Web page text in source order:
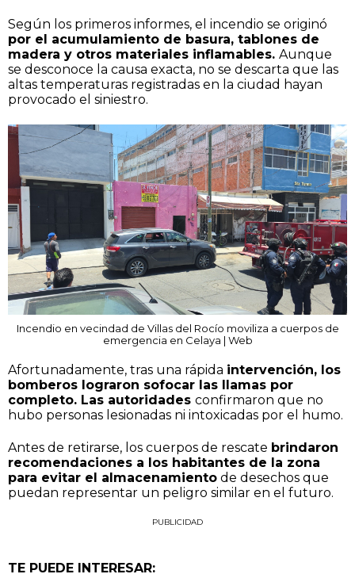
Según los primeros informes, el incendio se originó
por el acumulamiento de basura, tablones de
madera y otros materiales inflamables. Aunque
se desconoce la causa exacta, no se descarta que las
altas temperaturas registradas en la ciudad hayan
provocado el siniestro.
Incendio en vecindad de Villas del Rocío moviliza a cuerpos de
emergencia en Celaya | Web
Afortunadamente, tras una rápida intervención, los
bomberos lograron sofocar las llamas por
completo. Las autoridades confirmaron que no
hubo personas lesionadas ni intoxicadas por el humo.
Antes de retirarse, los cuerpos de rescate brindaron
recomendaciones a los habitantes de la zona
para evitar el almacenamiento de desechos que
puedan representar un peligro similar en el futuro.
PUBLICIDAD
TE PUEDE INTERESAR: